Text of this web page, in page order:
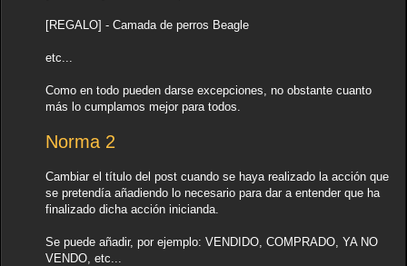
[REGALO] - Camada de perros Beagle
etc...
Como en todo pueden darse excepciones, no obstante cuanto
más lo cumplamos mejor para todos.
Norma 2
Cambiar el título del post cuando se haya realizado la acción que
se pretendía añadiendo lo necesario para dar a entender que ha
finalizado dicha acción inicianda.
Se puede añadir, por ejemplo: VENDIDO, COMPRADO, YA NO
VENDO, etc...